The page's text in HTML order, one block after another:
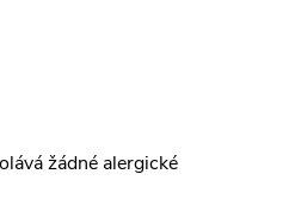
žádné alergické